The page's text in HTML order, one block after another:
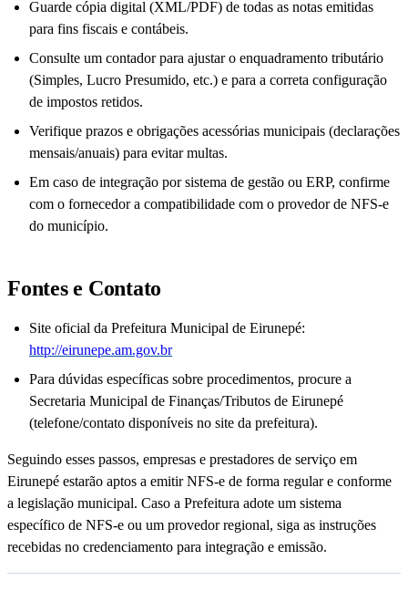
Guarde cópia digital (XML/PDF) de todas as notas emitidas
para fins fiscais e contábeis.
Consulte um contador para ajustar o enquadramento tributário
(Simples, Lucro Presumido, etc.) e para a correta configuração
de impostos retidos.
Verifique prazos e obrigações acessórias municipais (declarações
mensais/anuais) para evitar multas.
Em caso de integração por sistema de gestão ou ERP, confirme
com o fornecedor a compatibilidade com o provedor de NFS-e
do município.
Fontes e Contato
Site oficial da Prefeitura Municipal de Eirunepé:
http://eirunepe.am.gov.br
Para dúvidas específicas sobre procedimentos, procure a
Secretaria Municipal de Finanças/Tributos de Eirunepé
(telefone/contato disponíveis no site da prefeitura).
Seguindo esses passos, empresas e prestadores de serviço em
Eirunepé estarão aptos a emitir NFS-e de forma regular e conforme
a legislação municipal. Caso a Prefeitura adote um sistema
específico de NFS-e ou um provedor regional, siga as instruções
recebidas no credenciamento para integração e emissão.